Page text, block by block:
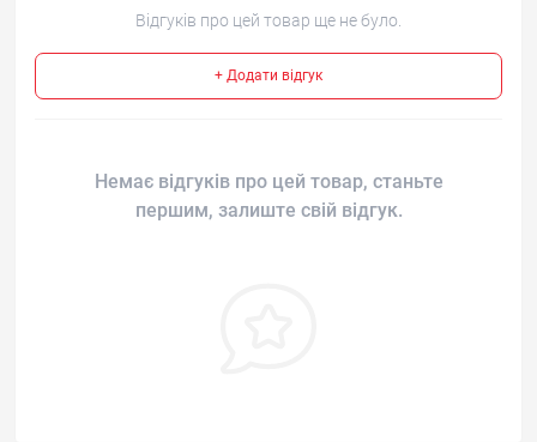
Відгуків про цей товар ще не було.
+ Додати відгук
Немає відгуків про цей товар, станьте
першим, залиште свій відгук.